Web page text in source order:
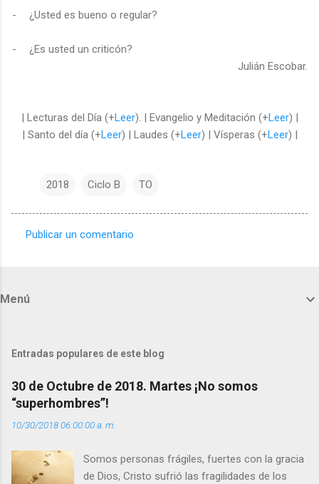
- ¿Usted es bueno o regular?
-
¿Es usted un criticón?
Julián Escobar.
| Lecturas del Día (+Leer). | Evangelio y Meditación (+Leer) |
| Santo del día (+Leer) | Laudes (+Leer) | Vísperas (+Leer) |
2018 Ciclo B TO
t
r
i
o
s
Publicar un comentario
Menú
Entradas populares de este blog
30 de Octubre de 2018. Martes ¡No somos
“superhombres”!
10/30/2018 06:00:00 a. m.
Somos personas frágiles, fuertes con la gracia
de Dios, Cristo sufrió las fragilidades de los